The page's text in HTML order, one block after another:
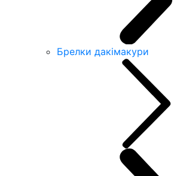
Брелки дакімакури